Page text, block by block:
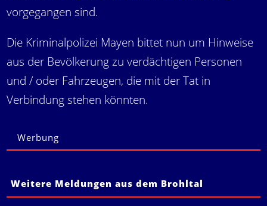
vorgegangen sind.
Die Kriminalpolizei Mayen bittet nun um Hinweise
aus der Bevölkerung zu verdächtigen Personen
und / oder Fahrzeugen, die mit der Tat in
Verbindung stehen könnten.
Werbung
Weitere Meldungen aus dem Brohltal